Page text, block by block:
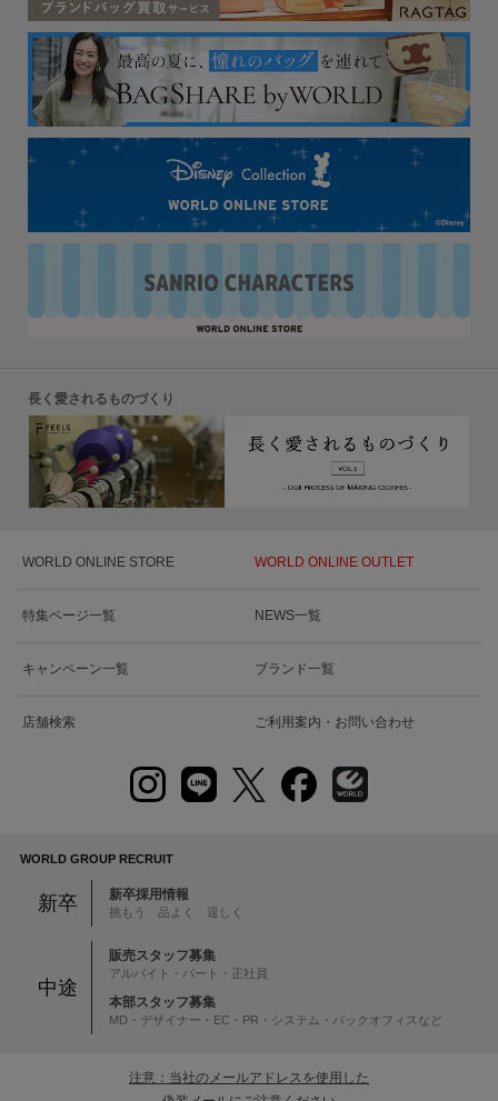
長く愛されるものづくり
WORLD ONLINE STORE WORLD ONLINE OUTLET
特集ページ一覧 NEWS一覧
キャンペーン一覧 ブランド一覧
店舗検索 ご利用案内・お問い合わせ
WORLD GROUP RECRUIT
新卒 新卒採用情報
挑もう 品よく 逞しく
中途
販売スタッフ募集
アルバイト・パート・正社員
本部スタッフ募集
MD・デザイナー・EC・PR・システム・バックオフィスなど
注意：当社のメールアドレスを使用した